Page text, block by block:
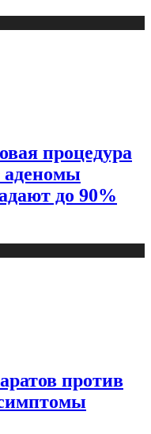
процедура
аденомы
до 90%
против